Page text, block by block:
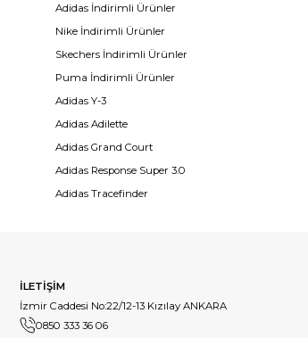
Adidas İndirimli Ürünler
Nike İndirimli Ürünler
Skechers İndirimli Ürünler
Puma İndirimli Ürünler
Adidas Y-3
Adidas Adilette
Adidas Grand Court
Adidas Response Super 3.0
Adidas Tracefinder
İLETİŞİM
İzmir Caddesi No:22/12-13 Kızılay ANKARA
0850 333 36 06